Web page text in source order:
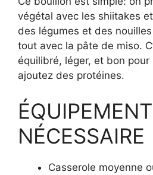
végétal avec les shiitakes
des légumes et des
tout avec la pâte de miso.
équilibré, léger, et bon
ajoutez des protéines.
ÉQUIPEMENT
NÉCESSAIRE
Casserole moyenne